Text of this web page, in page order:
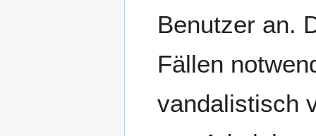
Benutzer an.
Fällen
vandalistisch